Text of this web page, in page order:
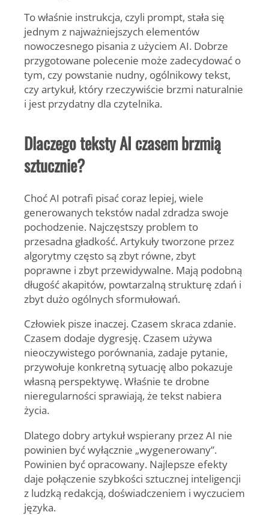
To właśnie instrukcja, czyli prompt, stała się
jednym z najważniejszych elementów
nowoczesnego pisania z użyciem AI. Dobrze
przygotowane polecenie może zadecydować o
tym, czy powstanie nudny, ogólnikowy tekst,
czy artykuł, który rzeczywiście brzmi naturalnie
i jest przydatny dla czytelnika.
Dlaczego teksty AI czasem brzmią
sztucznie?
Choć AI potrafi pisać coraz lepiej, wiele
generowanych tekstów nadal zdradza swoje
pochodzenie. Najczęstszy problem to
przesadna gładkość. Artykuły tworzone przez
algorytmy często są zbyt równe, zbyt
poprawne i zbyt przewidywalne. Mają podobną
długość akapitów, powtarzalną strukturę zdań i
zbyt dużo ogólnych sformułowań.
Człowiek pisze inaczej. Czasem skraca zdanie.
Czasem dodaje dygresję. Czasem używa
nieoczywistego porównania, zadaje pytanie,
przywołuje konkretną sytuację albo pokazuje
własną perspektywę. Właśnie te drobne
nieregularności sprawiają, że tekst nabiera
życia.
Dlatego dobry artykuł wspierany przez AI nie
powinien być wyłącznie „wygenerowany”.
Powinien być opracowany. Najlepsze efekty
daje połączenie szybkości sztucznej inteligencji
z ludzką redakcją, doświadczeniem i wyczuciem
języka.